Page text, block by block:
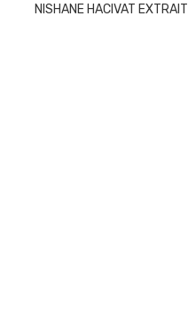
בוטיק נישאן האסיבט NISHANE HACIVAT EXTRAIT